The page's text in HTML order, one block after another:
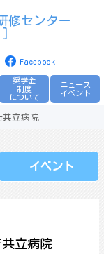
修センター
Facebook
奨学金
制度
について
ニュース
イベント
共立病院
イベント
立病院